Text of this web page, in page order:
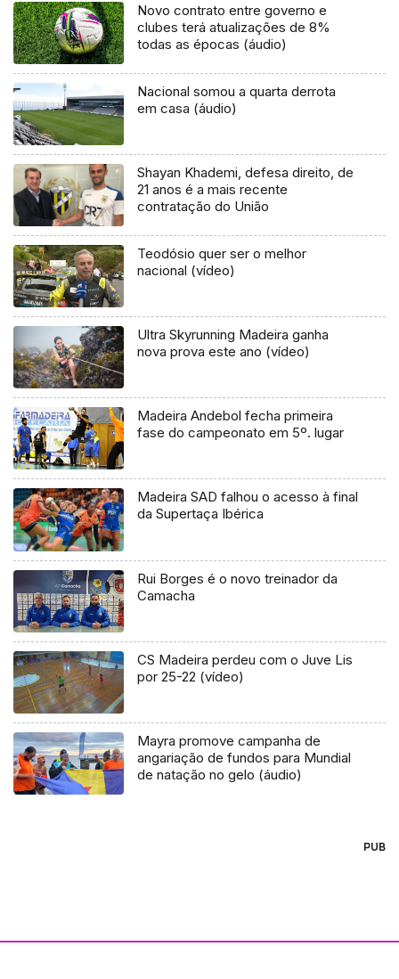
Novo contrato entre governo e
clubes terá atualizações de 8%
todas as épocas (áudio)
Nacional somou a quarta derrota
em casa (áudio)
Shayan Khademi, defesa direito, de
21 anos é a mais recente
contratação do União
Teodósio quer ser o melhor
nacional (vídeo)
Ultra Skyrunning Madeira ganha
nova prova este ano (vídeo)
Madeira Andebol fecha primeira
fase do campeonato em 5º. lugar
Madeira SAD falhou o acesso à final
da Supertaça Ibérica
Rui Borges é o novo treinador da
Camacha
CS Madeira perdeu com o Juve Lis
por 25-22 (vídeo)
Mayra promove campanha de
angariação de fundos para Mundial
de natação no gelo (áudio)
PUB